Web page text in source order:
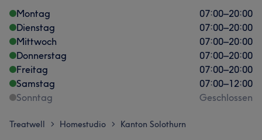
Montag
07:00–20:00
Dienstag
07:00–20:00
Mittwoch
07:00–20:00
Donnerstag
07:00–20:00
Freitag
07:00–20:00
Samstag
07:00–12:00
Sonntag
Geschlossen
Treatwell > Homestudio > Kanton Solothurn